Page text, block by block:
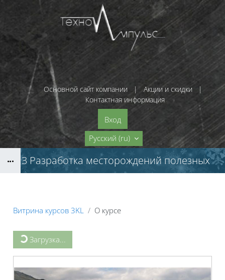
Перейти к основному содержанию
Основной сайт компании | Акции и скидки
|
Контактная информация
Вход
Русский ‎(ru)‎
Б.4.3 Разработка месторождений полезных
Витрина курсов 3KL О курсе
БлокиЗагрузка...